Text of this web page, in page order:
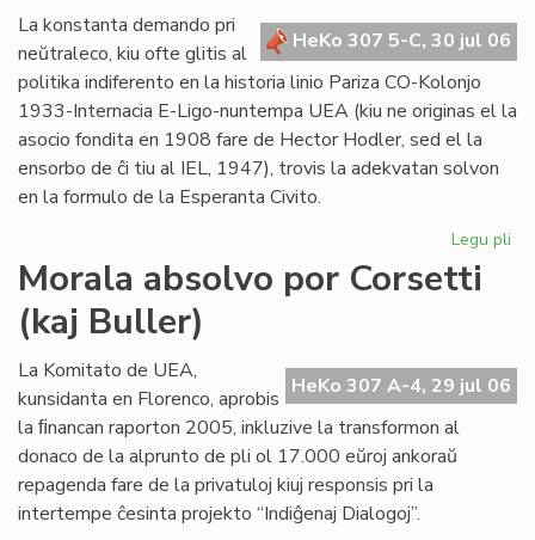
HeKo 307 5-C, 30 jul 06
La konstanta demando pri
neŭtraleco, kiu ofte glitis al
politika indiferento en la historia linio Pariza CO-Kolonjo
1933-Internacia E-Ligo-nuntempa UEA (kiu ne originas el la
asocio fondita en 1908 fare de Hector Hodler, sed el la
ensorbo de ĉi tiu al IEL, 1947), trovis la adekvatan solvon
en la formulo de la Esperanta Civito.
Legu pli
la
Morala absolvo por Corsetti
(kaj Buller)
HeKo 307 A-4, 29 jul 06
La Komitato de UEA,
kunsidanta en Florenco, aprobis
la ﬁnancan raporton 2005, inkluzive la transformon al
donaco de la alprunto de pli ol 17.000 eŭroj ankoraŭ
repagenda fare de la privatuloj kiuj responsis pri la
intertempe ĉesinta projekto “Indiĝenaj Dialogoj”.